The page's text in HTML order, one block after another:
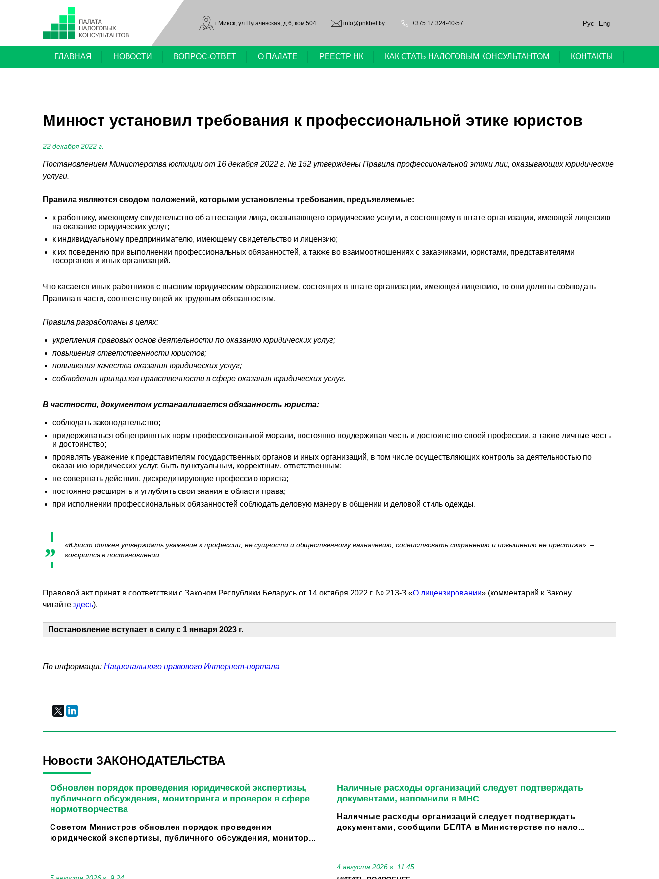
г.Минск, ул.Пугачёвская, д.6, ком.504 info@pnkbel.by +375 17 324-40-57 Рус Eng
ГЛАВНАЯ НОВОСТИ ВОПРОС-ОТВЕТ О ПАЛАТЕ РЕЕСТР НК КАК СТАТЬ НАЛОГОВЫМ КОНСУЛЬТАНТОМ КОНТАКТЫ
Минюст установил требования к профессиональной этике юристов
22 декабря 2022 г.
Постановлением Министерства юстиции от 16 декабря 2022 г. № 152 утверждены Правила профессиональной этики лиц, оказывающих юридические
услуги.
Правила являются сводом положений, которыми установлены требования, предъявляемые:
к работнику, имеющему свидетельство об аттестации лица, оказывающего юридические услуги, и состоящему в штате организации, имеющей лицензию
на оказание юридических услуг;
к индивидуальному предпринимателю, имеющему свидетельство и лицензию;
к их поведению при выполнении профессиональных обязанностей, а также во взаимоотношениях с заказчиками, юристами, представителями
госорганов и иных организаций.
Что касается иных работников с высшим юридическим образованием, состоящих в штате организации, имеющей лицензию, то они должны соблюдать
Правила в части, соответствующей их трудовым обязанностям.
Правила разработаны в целях:
укрепления правовых основ деятельности по оказанию юридических услуг;
повышения ответственности юристов;
повышения качества оказания юридических услуг;
соблюдения принципов нравственности в сфере оказания юридических услуг.
В частности, документом устанавливается обязанность юриста:
соблюдать законодательство;
придерживаться общепринятых норм профессиональной морали, постоянно поддерживая честь и достоинство своей профессии, а также личные честь
и достоинство;
проявлять уважение к представителям государственных органов и иных организаций, в том числе осуществляющих контроль за деятельностью по
оказанию юридических услуг, быть пунктуальным, корректным, ответственным;
не совершать действия, дискредитирующие профессию юриста;
постоянно расширять и углублять свои знания в области права;
при исполнении профессиональных обязанностей соблюдать деловую манеру в общении и деловой стиль одежды.
«Юрист должен утверждать уважение к профессии, ее сущности и общественному назначению, содействовать сохранению и повышению ее престижа», –
говорится в постановлении.
Правовой акт принят в соответствии с Законом Республики Беларусь от 14 октября 2022 г. № 213-З «О лицензировании» (комментарий к Закону
читайте здесь).
Постановление вступает в силу с 1 января 2023 г.
По информации Национального правового Интернет-портала
Новости ЗАКОНОДАТЕЛЬСТВА
Обновлен порядок проведения юридической экспертизы,
публичного обсуждения, мониторинга и проверок в сфере
нормотворчества
Советом Министров обновлен порядок проведения
юридической экспертизы, публичного обсуждения, монитор...
5 августа 2026 г. 9:24
Наличные расходы организаций следует подтверждать
документами, напомнили в МНС
Наличные расходы организаций следует подтверждать
документами, сообщили БЕЛТА в Министерстве по нало...
4 августа 2026 г. 11:45